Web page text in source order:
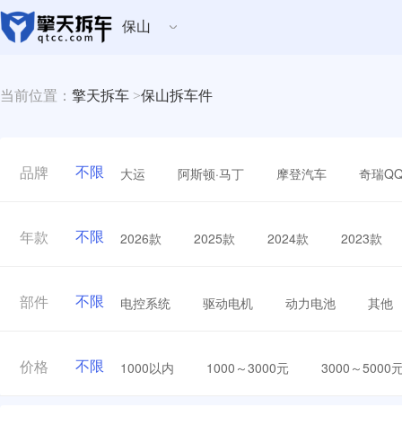
保山
当前位置： 擎天拆车 >保山拆车件
品牌 不限 大运 阿斯顿·马丁 摩登汽车 奇瑞
年款 不限 2026款 2025款 2024款 2023款
部件 不限 电控系统 驱动电机 动力电池 其他
价格 不限 1000以内 1000～3000元 3000～5000